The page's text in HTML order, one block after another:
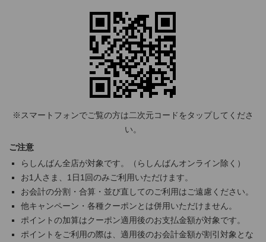
※スマートフォンでご覧の方は二次元コードをタップしてくださ
い。
ご注意
らしんばん全店が対象です。（らしんばんオンライン除く）
お1人さま、1日1回のみご利用いただけます。
お会計の分割・合算・並び直してのご利用はご遠慮ください。
他キャンペーン・各種クーポンとは併用いただけません。
ポイントの加算はクーポン適用後のお支払金額が対象です。
ポイントをご利用の際は、適用後のお会計金額が割引対象とな